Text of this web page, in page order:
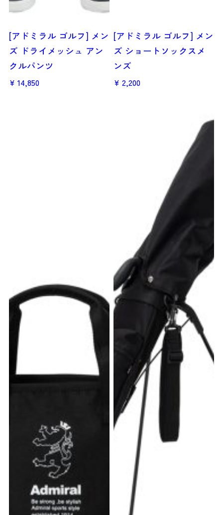
[アドミラル ゴルフ] メン
ズ ドライメッシュ アン
クルパンツ
14,850
[アドミラル ゴルフ] メン
ズ ショートソックスメ
ンズ
2,200